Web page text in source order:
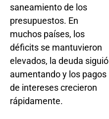
saneamiento de los
presupuestos. En
muchos países, los
déficits se mantuvieron
elevados, la deuda siguió
aumentando y los pagos
de intereses crecieron
rápidamente.